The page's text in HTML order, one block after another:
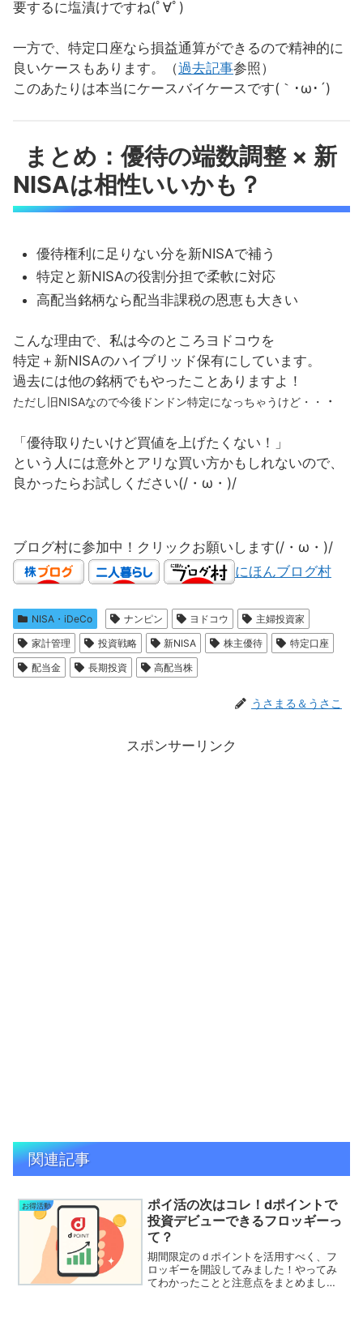
要するに塩漬けですね(ﾟ∀ﾟ)
一方で、特定口座なら損益通算ができるので精神的に
良いケースもあります。（過去記事参照）
このあたりは本当にケースバイケースです(｀･ω･´)
まとめ：優待の端数調整 × 新
NISAは相性いいかも？
優待権利に足りない分を新NISAで補う
特定と新NISAの役割分担で柔軟に対応
高配当銘柄なら配当非課税の恩恵も大きい
こんな理由で、私は今のところヨドコウを
特定＋新NISAのハイブリッド保有にしています。
過去には他の銘柄でもやったことありますよ！
ただし旧NISAなので今後ドンドン特定になっちゃうけど・・ ・
「優待取りたいけど買値を上げたくない！」
という人には意外とアリな買い方かもしれないので、
良かったらお試しください(/・ω・)/
ブログ村に参加中！クリックお願いします(/・ω・)/
にほんブログ村
NISA・iDeCo ナンピン ヨドコウ
主婦投資家
家計管理
投資戦略 新NISA 株主優待
特定口座
配当金
長期投資 高配当株
うさまる＆うさこ
スポンサーリンク
関連記事
お得活動
ポイ活の次はコレ！dポイントで
投資デビューできるフロッギーっ
て？
期間限定のｄポイントを活用すべく、フ
ロッギーを開設してみました！やってみ
てわかったことと注意点をまとめまし